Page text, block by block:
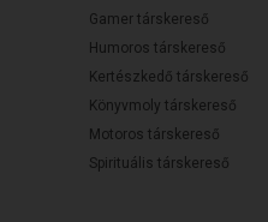
Gamer társkereső
Humoros társkereső
Kertészkedő társkereső
Könyvmoly társkereső
Motoros társkereső
Spirituális társkereső